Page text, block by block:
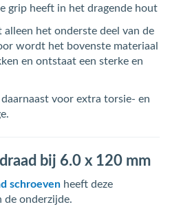
grip heeft in het dragende hout
alleen het onderste deel van de
wordt het bovenste materiaal
en ontstaat een sterke en
voor extra torsie- en
bij 6.0 x 120 mm
schroeven heeft deze
de onderzijde.